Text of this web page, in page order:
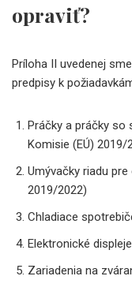
opraviť?
Príloha II uvedenej
predpisy k
Práčky a práčky so
Komisie (EÚ) 2019/
Umývačky riadu
2019/2022)
Chladiace
Elektronické
Zariadenia na